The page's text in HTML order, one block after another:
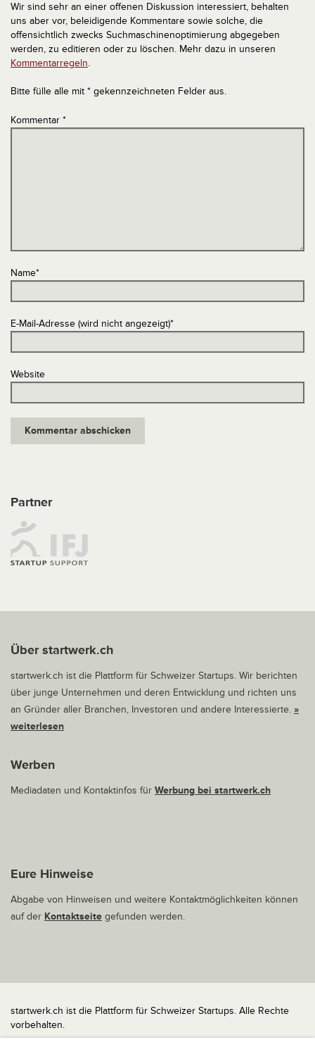
Wir sind sehr an einer offenen Diskussion interessiert, behalten
uns aber vor, beleidigende Kommentare sowie solche, die
offensichtlich zwecks Suchmaschinenoptimierung abgegeben
werden, zu editieren oder zu löschen. Mehr dazu in unseren
Kommentarregeln.
Bitte fülle alle mit * gekennzeichneten Felder aus.
Kommentar *
Name*
E-Mail-Adresse (wird nicht angezeigt)*
Website
Partner
Über startwerk.ch
startwerk.ch ist die Plattform für Schweizer Startups. Wir berichten
über junge Unternehmen und deren Entwicklung und richten uns
an Gründer aller Branchen, Investoren und andere Interessierte. »
weiterlesen
Werben
Mediadaten und Kontaktinfos für Werbung bei startwerk.ch
Eure Hinweise
Abgabe von Hinweisen und weitere Kontaktmöglichkeiten können
auf der Kontaktseite gefunden werden.
startwerk.ch ist die Plattform für Schweizer Startups. Alle Rechte
vorbehalten.